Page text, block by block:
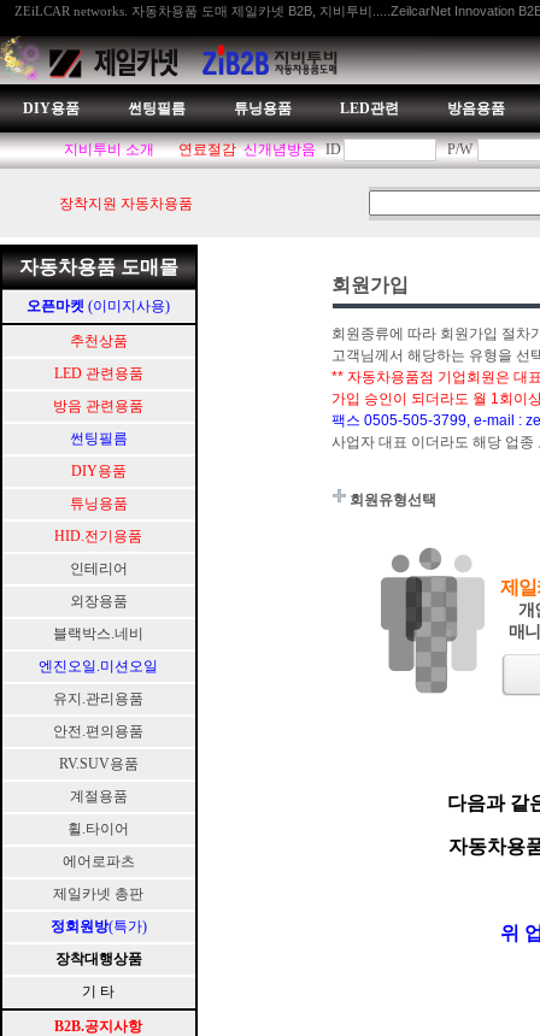
ZEiLCAR networks. 자동차용품 도매 제일카넷 B2B, 지비투비.....ZeilcarNet Innovation
DIY용품 썬팅필름 튜닝용품 LED관련 방음용품
지비투비 소개 연료절감 신개념방음 ID P/W
장착지원 자동차용품
자동차용품 도매몰
오픈마켓 (이미지사용)
추천상품
LED 관련용품
방음 관련용품
썬팅필름
DIY용품
튜닝용품
HID.전기용품
인테리어
외장용품
블랙박스.네비
엔진오일.미션오일
유지.관리용품
안전.편의용품
RV.SUV용품
계절용품
휠.타이어
에어로파츠
제일카넷 총판
정회원방(특가)
장착대행상품
기 타
B2B.공지사항
회원가입
회원종류에 따라 회원가입 절차
고객님께서 해당하는 유형을 선
** 자동차용품점 기업회원은 대
가입 승인이 되더라도 월 1회이
팩스 0505-505-3799, e-mail :
사업자 대표 이더라도 해당 업
회원유형선택
제
개
매
다음과 같
자동차용
위